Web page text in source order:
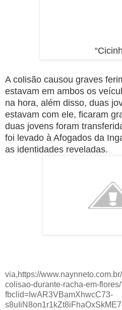
A colisão causou graves
estavam em ambos os
na hora, além disso, duas
estavam com ele, ficaram
duas jovens foram
foi levado à Afogados da
as identidades reveladas.
via,https://
colisao-durante-racha-em-
fbclid=IwAR3VBamXhwcC73-